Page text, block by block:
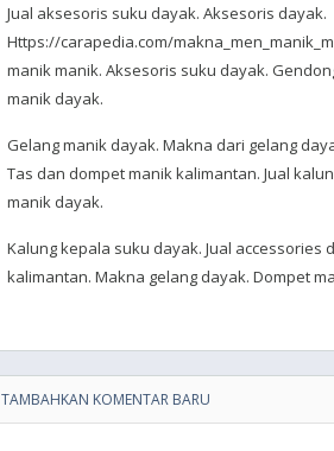
Jual aksesoris suku dayak. Aksesoris dayak.
Https://carapedia.com/
manik manik. Aksesoris suku dayak.
manik dayak.
Gelang manik dayak. Makna dari gelang
Tas dan dompet manik kalimantan. Jual
manik dayak.
Kalung kepala suku dayak. Jual accessories
kalimantan. Makna gelang dayak. Dompet
TAMBAHKAN KOMENTAR BARU